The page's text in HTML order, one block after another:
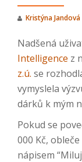
Kristýna Jandová
Nadšená
Intelligence z
z.ú. se
vymyslela
dárků k mým
Pokud se
000 Kč,
nápisem